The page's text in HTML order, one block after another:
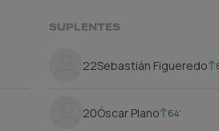
SUPLENTES
22Sebastián Figueredo
20Óscar Plano 64'